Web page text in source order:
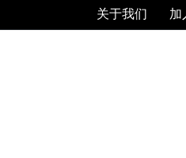
关于我们 加